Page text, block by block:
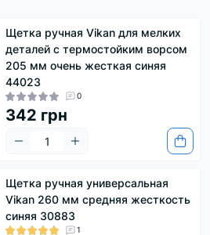
Щетка ручная Vikan для мелких
деталей с термостойким ворсом
205 мм очень жесткая синяя
44023
0
342 грн
Щетка ручная универсальная
Vikan 260 мм средняя жесткость
синяя 30883
1